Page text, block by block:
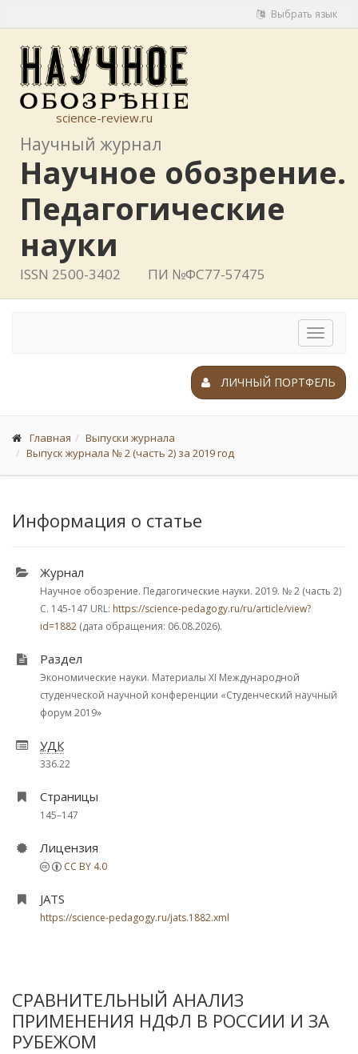
Выбрать язык
science-review.ru
Научный журнал
Научное обозрение.
Педагогические
науки
ISSN 2500-3402 ПИ №ФС77-57475
Toggle
ЛИЧНЫЙ ПОРТФЕЛЬ
Главная
Выпуски журнала
Выпуск журнала № 2 (часть 2) за 2019 год
Информация о статье
Журнал
Научное обозрение. Педагогические науки. 2019. № 2 (часть 2)
С. 145-147 URL: https://science-pedagogy.ru/ru/article/view?
id=1882 (дата обращения: 06.08.2026).
Раздел
Экономические науки. Материалы XI Международной
студенческой научной конференции «Студенческий научный
форум 2019»
УДК
336.22
Страницы
145–147
Лицензия
CC BY 4.0
JATS
https://science-pedagogy.ru/jats.1882.xml
СРАВНИТЕЛЬНЫЙ АНАЛИЗ
ПРИМЕНЕНИЯ НДФЛ В РОССИИ И ЗА
РУБЕЖОМ